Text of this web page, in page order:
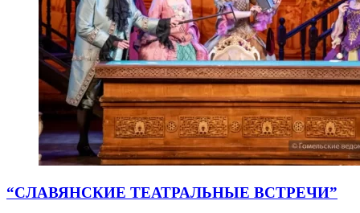
“СЛАВЯНСКИЕ ТЕАТРАЛЬНЫЕ ВСТРЕЧИ”